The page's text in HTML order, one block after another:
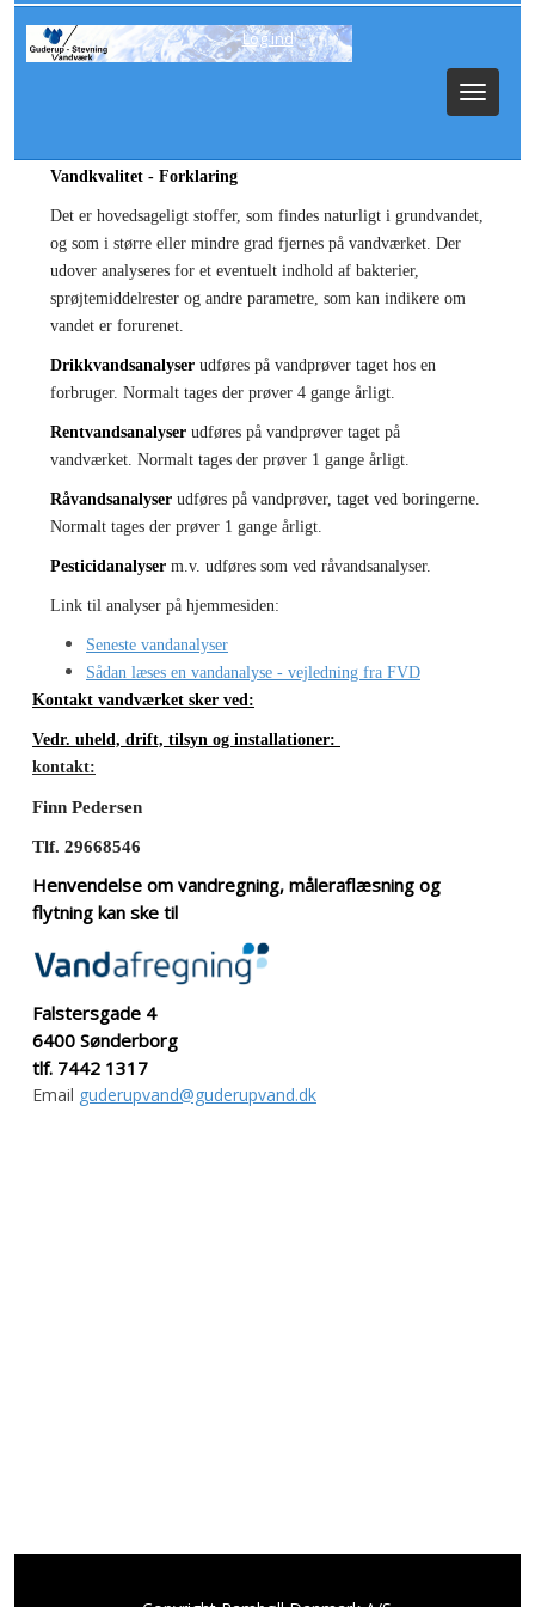
Log ind
Toggle
Vandkvalitet - Forklaring
Det er hovedsageligt stoffer, som findes naturligt i grundvandet,
og som i større eller mindre grad fjernes på vandværket. Der
udover analyseres for et eventuelt indhold af bakterier,
sprøjtemiddelrester og andre parametre, som kan indikere om
vandet er forurenet.
Drikkvandsanalyser udføres på vandprøver taget hos en
forbruger. Normalt tages der prøver 4 gange årligt.
Rentvandsanalyser udføres på vandprøver taget på
vandværket. Normalt tages der prøver 1 gange årligt.
Råvandsanalyser udføres på vandprøver, taget ved boringerne.
Normalt tages der prøver 1 gange årligt.
Pesticidanalyser m.v. udføres som ved råvandsanalyser.
Link til analyser på hjemmesiden:
Seneste vandanalyser
Sådan læses en vandanalyse - vejledning fra FVD
Kontakt vandværket sker ved:
Vedr. uheld, drift, tilsyn og installationer:
kontakt:
Finn Pedersen
Tlf. 29668546
Henvendelse om vandregning, måleraflæsning og
flytning kan ske til
Falstersgade 4
6400 Sønderborg
tlf. 7442 1317
Email guderupvand@guderupvand.dk